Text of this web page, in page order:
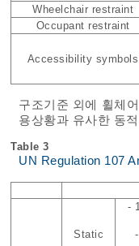
Wheelchair restraint
Occupant restraint
Accessibility symbols
구조기준 외에 휠체
용상황과 유사한 동
Table 3
UN Regulation 107
Static
-